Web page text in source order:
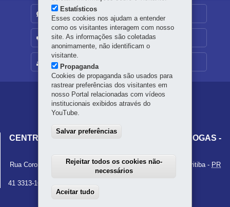
MAPA DO SITE
DENUNCIE CORRUPÇÃO
OUVIDORIA
Navegação
principal
DEPSD
CENTRO ESTADUAL DE POLÍTICA SOBRE DROGAS -
Rua Coronel Dulcídio, 800 - Batel (5º andar)-80420-170 Curitiba- PR
MAPA
41 3313-1646
Estatísticos
Esses cookies nos ajudam a entender
como os visitantes interagem com nosso
site. As informações são coletadas
anonimamente, não identificam o
visitante.
Propaganda
Cookies de propaganda são usados para
rastrear preferências dos visitantes em
nosso Portal relacionadas com vídeos
institucionais exibidos através do
YouTube.
Salvar preferências
Rejeitar todos os cookies não-
necessários
Aceitar tudo